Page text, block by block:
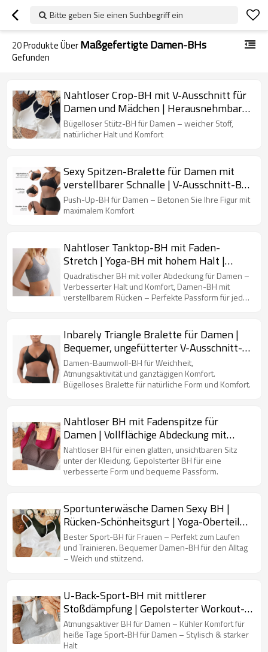
Bitte geben Sie einen Suchbegriff ein
20Produkte ÜberMaßgefertigte Damen-BHs
Gefunden
Nahtloser Crop-BH mit V-Ausschnitt für
Damen und Mädchen | Herausnehmbare
Polsterung, bügellos | Nahtlose
Unterstützung
Bügelloser Stütz-BH für Damen – weicher Stoff,
natürlicher Halt und Komfort
Sexy Spitzen-Bralette für Damen mit
verstellbarer Schnalle | V-Ausschnitt-BH
für die Freizeit | Tägliches, einfarbiges
Spitzen-Patchwork-Bustier
Push-Up-BH für Damen – Betonen Sie Ihre Figur mit
maximalem Komfort
Nahtloser Tanktop-BH mit Faden-
Stretch | Yoga-BH mit hohem Halt |
Crop-Tops mit quadratischem Ausschnitt
Quadratischer BH mit voller Abdeckung für Damen –
Verbesserter Halt und Komfort, Damen-BH mit
verstellbarem Rücken – Perfekte Passform für jeden
Inbarely Triangle Bralette für Damen |
Bequemer, ungefütterter V-Ausschnitt-
BH | Bügelloser, glatter BH-Top-Stretch
Damen-Baumwoll-BH für Weichheit,
Atmungsaktivität und ganztägigen Komfort.
Bügelloses Bralette für natürliche Form und Komfort.
Nahtloser BH mit Fadenspitze für
Damen | Vollflächige Abdeckung mit
ungefütterten Bügeln | Sexy Bralettes
mit Racerback
Nahtloser BH für einen glatten, unsichtbaren Sitz
unter der Kleidung. Gepolsterter BH für eine
verbesserte Form und bequeme Passform.
Sportunterwäsche Damen Sexy BH |
Rücken-Schönheitsgurt | Yoga-Oberteile
für Frauen Brust-Sportunterwäsche
Bester Sport-BH für Frauen – Perfekt zum Laufen
und Trainieren. Bequemer Damen-BH für den Alltag
– Weich und stützend.
U-Back-Sport-BH mit mittlerer
Stoßdämpfung | Gepolsterter Workout-
Yoga-BH | Geripptes Crop-Top für Damen
Atmungsaktiver BH für Damen – Kühler Komfort für
heiße Tage Sport-BH für Damen – Stylisch & starker
Halt